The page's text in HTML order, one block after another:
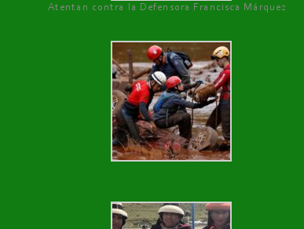
Atentan contra la Defensora Francisca Márquez